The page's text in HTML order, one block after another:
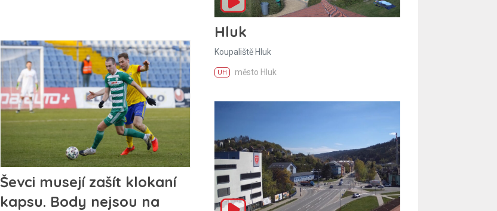
Ševci musejí zašít klokaní
kapsu. Body nejsou na
Hluk
Koupaliště Hluk
UH město Hluk